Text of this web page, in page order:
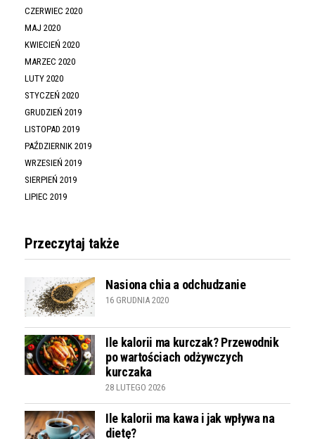
CZERWIEC 2020
MAJ 2020
KWIECIEŃ 2020
MARZEC 2020
LUTY 2020
STYCZEŃ 2020
GRUDZIEŃ 2019
LISTOPAD 2019
PAŹDZIERNIK 2019
WRZESIEŃ 2019
SIERPIEŃ 2019
LIPIEC 2019
Przeczytaj także
Nasiona chia a odchudzanie
16 GRUDNIA 2020
Ile kalorii ma kurczak? Przewodnik
po wartościach odżywczych
kurczaka
28 LUTEGO 2026
Ile kalorii ma kawa i jak wpływa na
dietę?